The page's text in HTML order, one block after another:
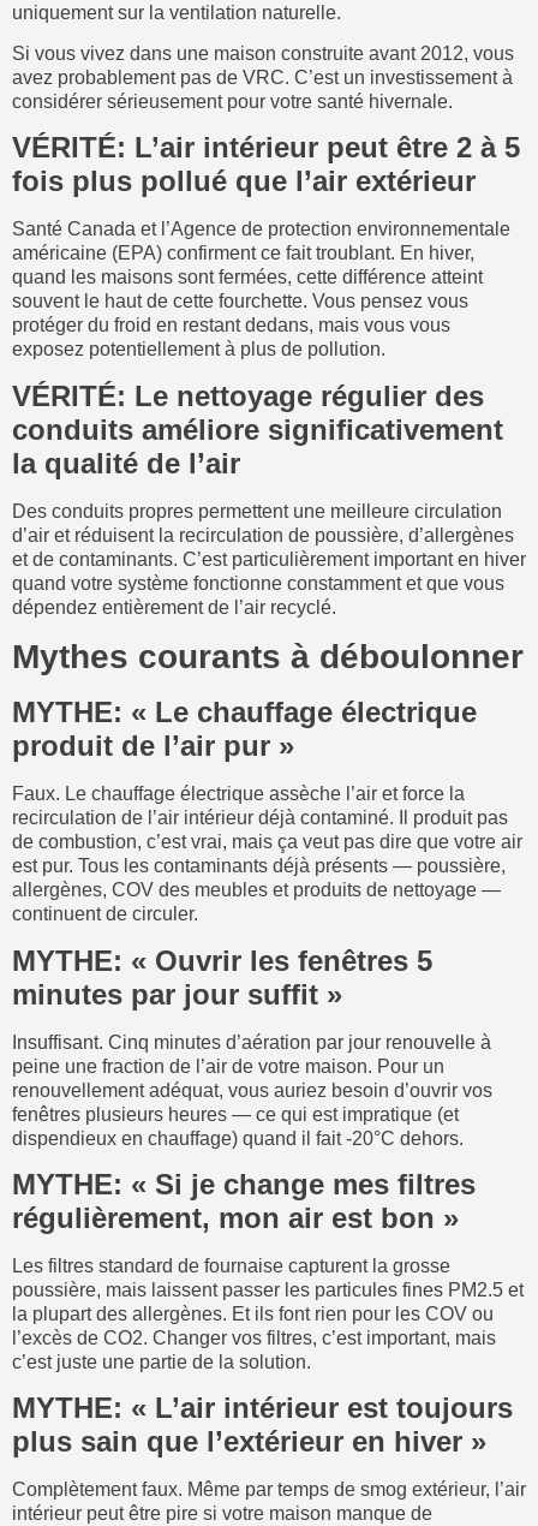
uniquement sur la ventilation naturelle.
Si vous vivez dans une maison construite avant 2012, vous
avez probablement pas de VRC. C’est un investissement à
considérer sérieusement pour votre santé hivernale.
VÉRITÉ: L’air intérieur peut être 2 à 5
fois plus pollué que l’air extérieur
Santé Canada et l’Agence de protection environnementale
américaine (EPA) confirment ce fait troublant. En hiver,
quand les maisons sont fermées, cette différence atteint
souvent le haut de cette fourchette. Vous pensez vous
protéger du froid en restant dedans, mais vous vous
exposez potentiellement à plus de pollution.
VÉRITÉ: Le nettoyage régulier des
conduits améliore significativement
la qualité de l’air
Des conduits propres permettent une meilleure circulation
d’air et réduisent la recirculation de poussière, d’allergènes
et de contaminants. C’est particulièrement important en hiver
quand votre système fonctionne constamment et que vous
dépendez entièrement de l’air recyclé.
Mythes courants à déboulonner
MYTHE: « Le chauffage électrique
produit de l’air pur »
Faux. Le chauffage électrique assèche l’air et force la
recirculation de l’air intérieur déjà contaminé. Il produit pas
de combustion, c’est vrai, mais ça veut pas dire que votre air
est pur. Tous les contaminants déjà présents — poussière,
allergènes, COV des meubles et produits de nettoyage —
continuent de circuler.
MYTHE: « Ouvrir les fenêtres 5
minutes par jour suffit »
Insuffisant. Cinq minutes d’aération par jour renouvelle à
peine une fraction de l’air de votre maison. Pour un
renouvellement adéquat, vous auriez besoin d’ouvrir vos
fenêtres plusieurs heures — ce qui est impratique (et
dispendieux en chauffage) quand il fait -20°C dehors.
MYTHE: « Si je change mes filtres
régulièrement, mon air est bon »
Les filtres standard de fournaise capturent la grosse
poussière, mais laissent passer les particules fines PM2.5 et
la plupart des allergènes. Et ils font rien pour les COV ou
l’excès de CO2. Changer vos filtres, c’est important, mais
c’est juste une partie de la solution.
MYTHE: « L’air intérieur est toujours
plus sain que l’extérieur en hiver »
Complètement faux. Même par temps de smog extérieur, l’air
intérieur peut être pire si votre maison manque de